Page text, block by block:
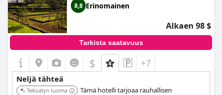
8,8 Erinomainen
Alkaen 98 $
Tarkista saatavuus
$ +7
Neljä tähteä
Tekoälyn luoma
Tämä hotelli tarjoaa rauhallisen